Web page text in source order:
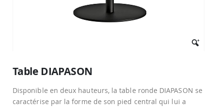
début
la
Galerie
Table DIAPASON
Disponible en deux hauteurs, la table ronde DIAPASON se
caractérise par la forme de son pied central qui lui a